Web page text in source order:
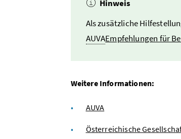
Hinweis
Als zusätzliche
AUVAEmpfehlungen für
Weitere Informationen:
AUVA
Österreichische